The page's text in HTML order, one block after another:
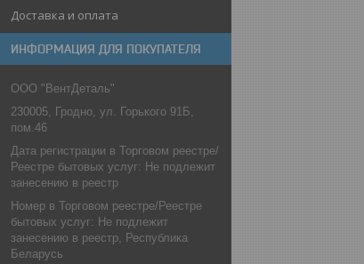
Доставка и оплата
ИНФОРМАЦИЯ ДЛЯ ПОКУПАТЕЛЯ
ООО "ВентДеталь"
230005, Гродно, ул. Горького 91Б,
пом.46
Дата регистрации в Торговом реестре/
Реестре бытовых услуг: Не подлежит
занесению в реестр
Номер в Торговом реестре/Реестре
бытовых услуг: Не подлежит
занесению в реестр, Республика
Беларусь